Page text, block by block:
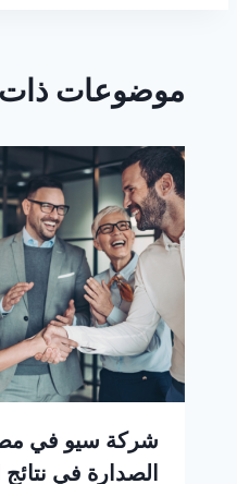
موضوعات
شركة سيو في
الصدارة في نتائج